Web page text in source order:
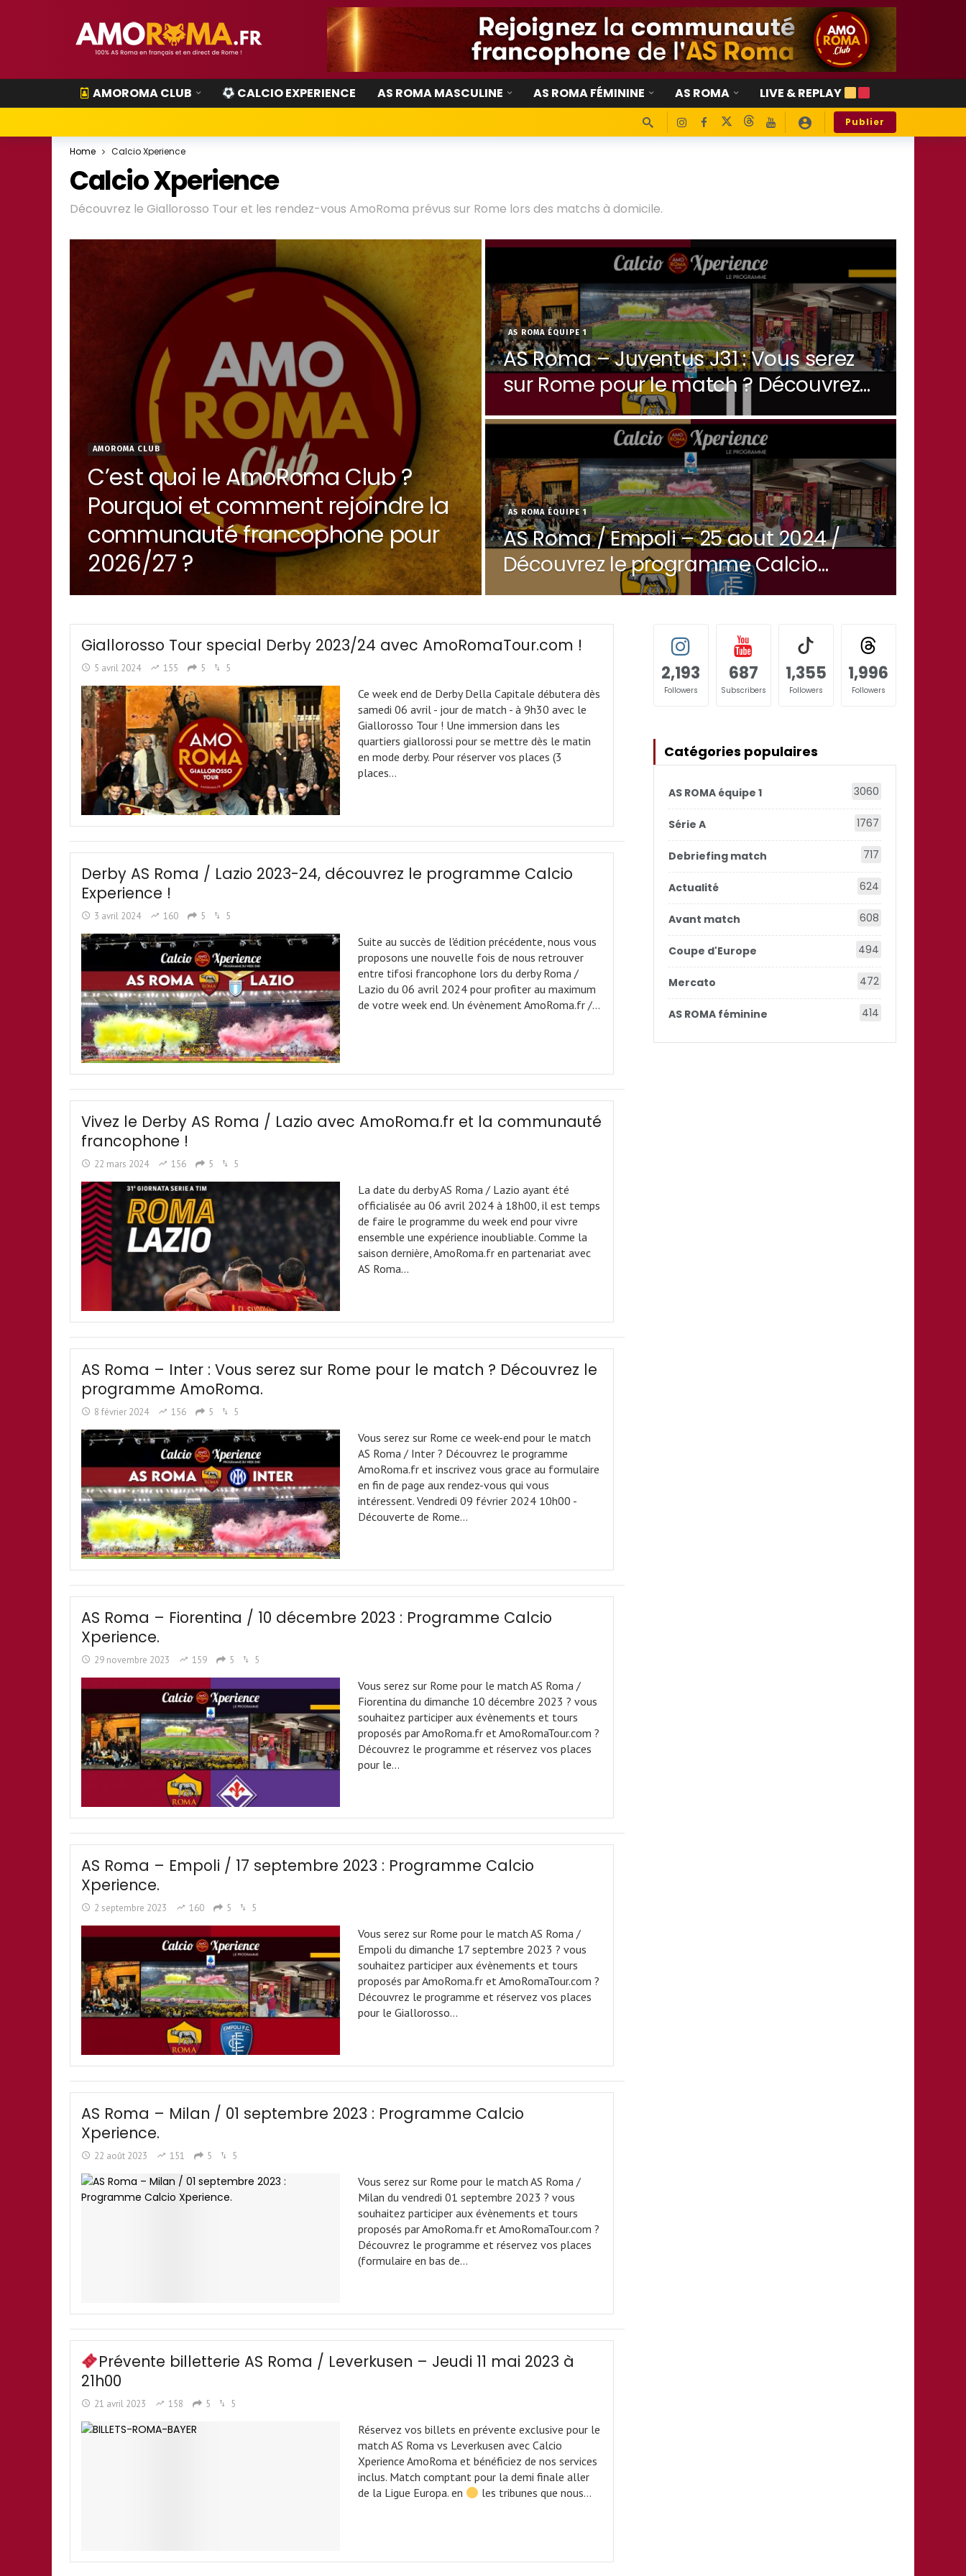
AMOROMA CLUB CALCIO EXPERIENCE AS ROMA MASCULINE AS ROMA FÉMININE AS ROMA LIVE & REPLAY
Publier
Home Calcio Xperience
Calcio Xperience
Découvrez le Giallorosso Tour et les rendez-vous AmoRoma prévus sur Rome lors des matchs à domicile.
AMOROMA CLUB
C’est quoi le AmoRoma Club ?
Pourquoi et comment rejoindre la
communauté francophone pour
2026/27 ?
AS ROMA ÉQUIPE 1
AS Roma – Juventus J31 : Vous serez
sur Rome pour le match ? Découvrez
le programme AmoRoma.
AS ROMA ÉQUIPE 1
AS Roma / Empoli – 25 aout 2024 /
Découvrez le programme Calcio
Experience !
Giallorosso Tour special Derby 2023/24 avec AmoRomaTour.com !
5 avril 2024 155 5 5
Ce week end de Derby Della Capitale débutera dès
samedi 06 avril - jour de match - à 9h30 avec le
Giallorosso Tour ! Une immersion dans les
quartiers giallorossi pour se mettre dès le matin
en mode derby. Pour réserver vos places (3
places…
Derby AS Roma / Lazio 2023-24, découvrez le programme Calcio
Experience !
3 avril 2024 160 5 5
Suite au succès de l'édition précédente, nous vous
proposons une nouvelle fois de nous retrouver
entre tifosi francophone lors du derby Roma /
Lazio du 06 avril 2024 pour profiter au maximum
de votre week end. Un évènement AmoRoma.fr /…
Vivez le Derby AS Roma / Lazio avec AmoRoma.fr et la communauté
francophone !
22 mars 2024 156 5 5
La date du derby AS Roma / Lazio ayant été
officialisée au 06 avril 2024 à 18h00, il est temps
de faire le programme du week end pour vivre
ensemble une expérience inoubliable. Comme la
saison dernière, AmoRoma.fr en partenariat avec
AS Roma…
AS Roma – Inter : Vous serez sur Rome pour le match ? Découvrez le
programme AmoRoma.
8 février 2024 156 5 5
Vous serez sur Rome ce week-end pour le match
AS Roma / Inter ? Découvrez le programme
AmoRoma.fr et inscrivez vous grace au formulaire
en fin de page aux rendez-vous qui vous
intéressent. Vendredi 09 février 2024 10h00 -
Découverte de Rome…
AS Roma – Fiorentina / 10 décembre 2023 : Programme Calcio
Xperience.
29 novembre 2023 159 5 5
Vous serez sur Rome pour le match AS Roma /
Fiorentina du dimanche 10 décembre 2023 ? vous
souhaitez participer aux évènements et tours
proposés par AmoRoma.fr et AmoRomaTour.com ?
Découvrez le programme et réservez vos places
pour le…
AS Roma – Empoli / 17 septembre 2023 : Programme Calcio
Xperience.
2 septembre 2023 160 5 5
Vous serez sur Rome pour le match AS Roma /
Empoli du dimanche 17 septembre 2023 ? vous
souhaitez participer aux évènements et tours
proposés par AmoRoma.fr et AmoRomaTour.com ?
Découvrez le programme et réservez vos places
pour le Giallorosso…
AS Roma – Milan / 01 septembre 2023 : Programme Calcio
Xperience.
22 août 2023 151 5 5
Vous serez sur Rome pour le match AS Roma /
Milan du vendredi 01 septembre 2023 ? vous
souhaitez participer aux évènements et tours
proposés par AmoRoma.fr et AmoRomaTour.com ?
Découvrez le programme et réservez vos places
(formulaire en bas de…
Prévente billetterie AS Roma / Leverkusen – Jeudi 11 mai 2023 à
21h00
21 avril 2023 158 5 5
Réservez vos billets en prévente exclusive pour le
match AS Roma vs Leverkusen avec Calcio
Xperience AmoRoma et bénéficiez de nos services
inclus. Match comptant pour la demi finale aller
de la Ligue Europa. en
les tribunes que nous…
2,193
Followers
687
Subscribers
1,355
Followers
1,996
Followers
Catégories populaires
AS ROMA équipe 1 3060
Série A 1767
Debriefing match 717
Actualité 624
Avant match 608
Coupe d'Europe 494
Mercato 472
AS ROMA féminine 414